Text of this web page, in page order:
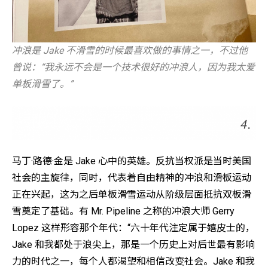
冲浪是 Jake 不滑雪的时候最喜欢做的事情之一，不过他
曾说：“我永远不会是一个技术很好的冲浪人，因为我太爱
单板滑雪了。”
马丁·路德·金是 Jake 心中的英雄。反抗当权派是当时美国
社会的主旋律，同时，代表着自由精神的冲浪和滑板运动
正在兴起，这为之后单板滑雪运动从阶级层面抵抗双板滑
雪奠定了基础。有 Mr. Pipeline 之称的冲浪大师 Gerry
Lopez 这样形容那个年代：“六十年代注定属于嬉皮士的，
Jake 和我都处于浪尖上，那是一个历史上对后世最有影响
力的时代之一，每个人都渴望和相信改变社会。Jake 和我